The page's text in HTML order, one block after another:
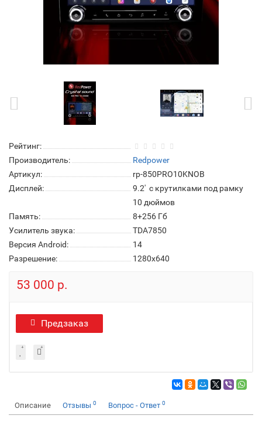
Рейтинг:
Производитель:
Redpower
Артикул:
rp-850PRO10KNOB
Дисплей:
9.2' с крутилками под рамку
10 дюймов
Память:
8+256 Гб
Усилитель звука:
TDA7850
Версия Android:
14
Разрешение:
1280x640
53 000 р.
Предзаказ
Описание Отзывы 0 Вопрос - Ответ 0